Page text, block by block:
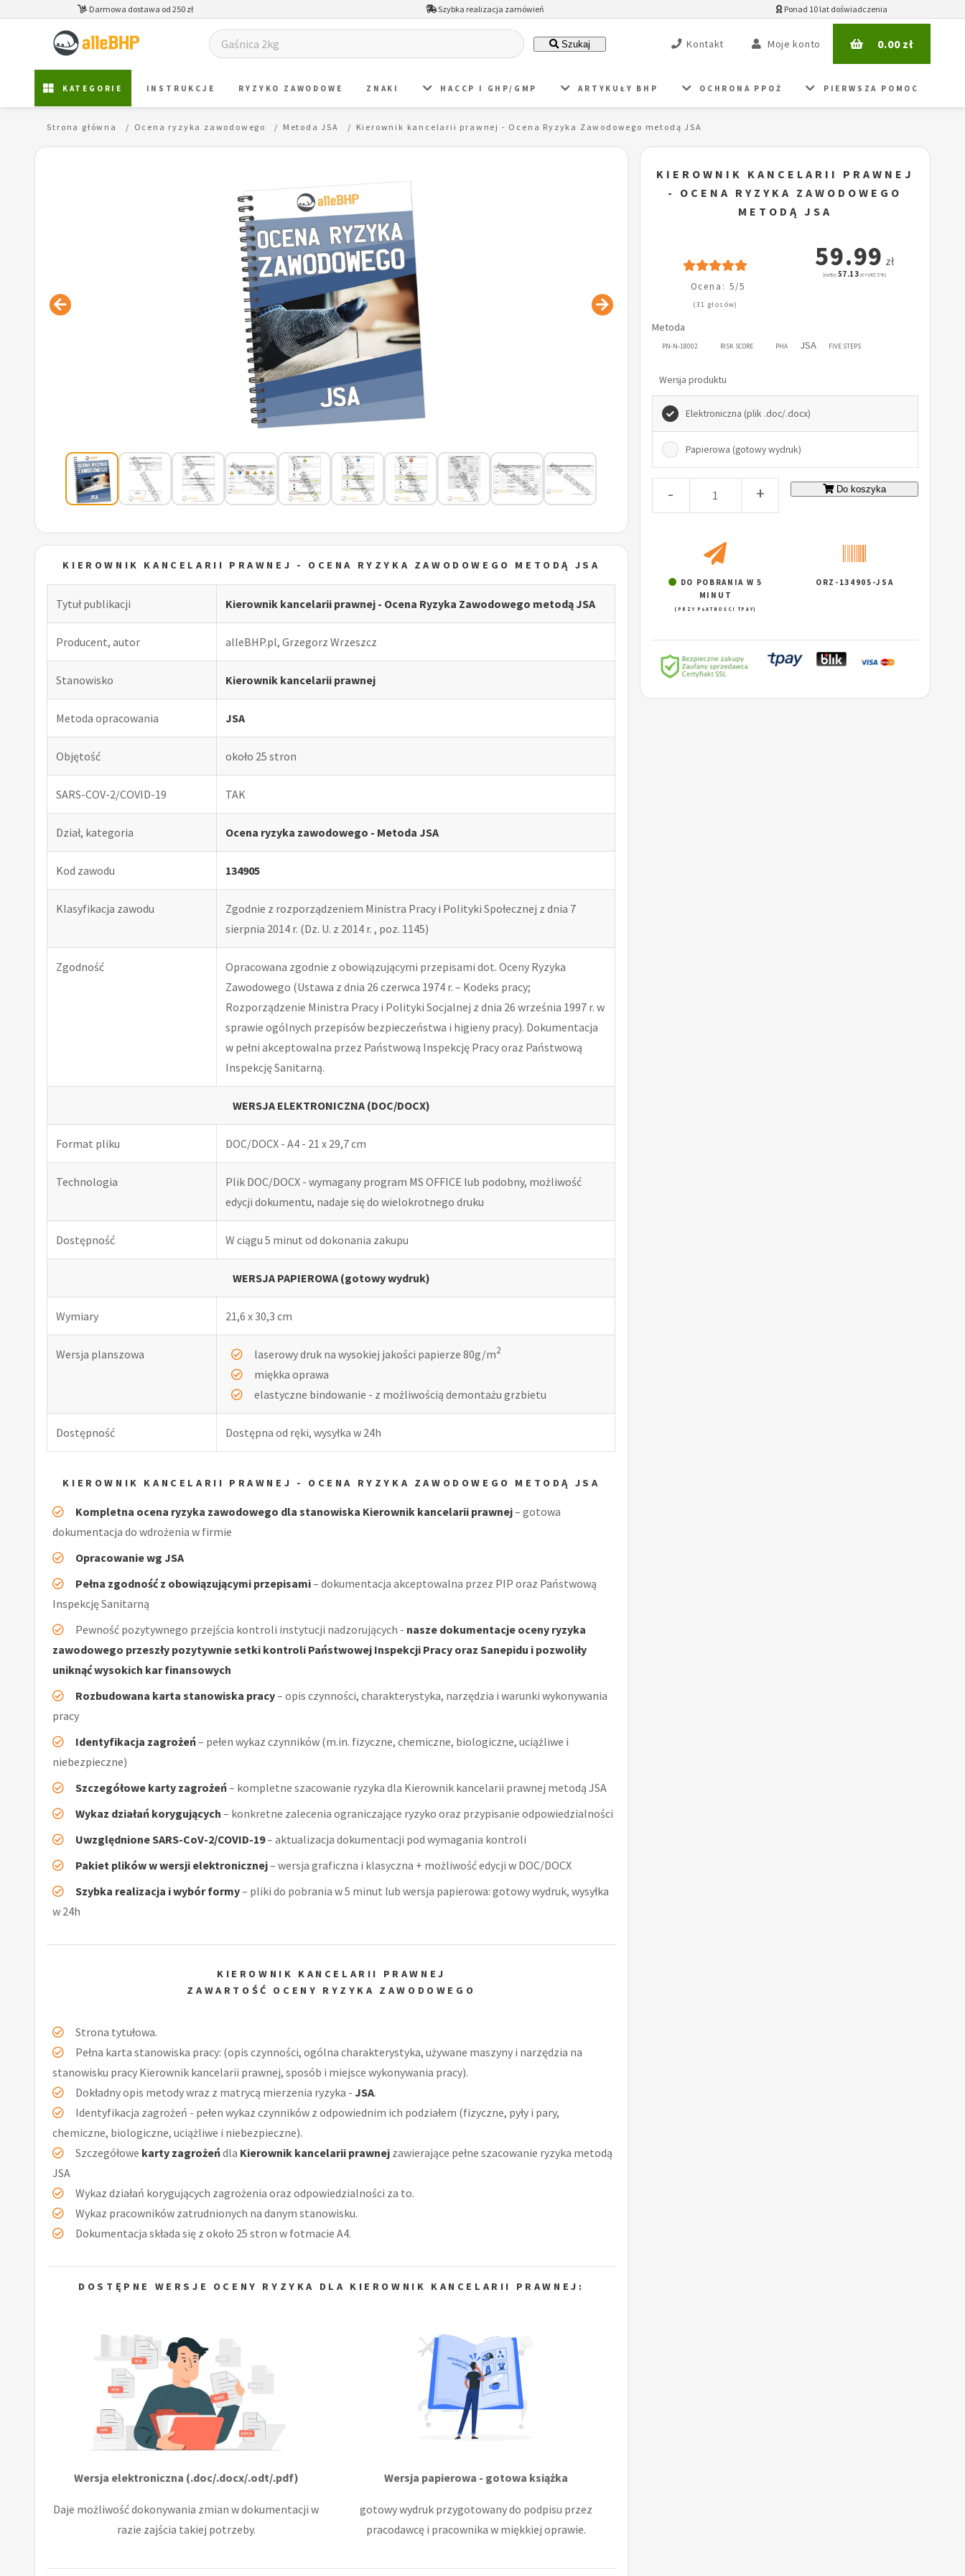
Darmowa dostawa od 250 zł Szybka realizacja zamówień Ponad 10 lat doświadczenia
Szukaj Kontakt Moje konto 0.00zł
KATEGORIE INSTRUKCJE RYZYKO ZAWODOWE ZNAKI HACCP I GHP/GMP ARTYKUŁY BHP OCHRONA PPOŻ PIERWSZA POMOC
Strona główna Ocena ryzyka zawodowego Metoda JSA Kierownik kancelarii prawnej - Ocena Ryzyka Zawodowego metodą JSA
KIEROWNIK KANCELARII PRAWNEJ - OCENA RYZYKA ZAWODOWEGO METODĄ JSA
Tytuł publikacji Kierownik kancelarii prawnej - Ocena Ryzyka Zawodowego metodą JSA
Producent, autor alleBHP.pl, Grzegorz Wrzeszcz
Stanowisko Kierownik kancelarii prawnej
Metoda opracowania JSA
Objętość około 25 stron
SARS-COV-2/COVID-19 TAK
Dział, kategoria Ocena ryzyka zawodowego - Metoda JSA
Kod zawodu 134905
Klasyfikacja zawodu
Zgodnie z rozporządzeniem Ministra Pracy i Polityki Społecznej z dnia 7
sierpnia 2014 r. (Dz. U. z 2014 r. , poz. 1145)
Zgodność
Opracowana zgodnie z obowiązującymi przepisami dot. Oceny Ryzyka
Zawodowego (Ustawa z dnia 26 czerwca 1974 r. – Kodeks pracy;
Rozporządzenie Ministra Pracy i Polityki Socjalnej z dnia 26 września 1997 r. w
sprawie ogólnych przepisów bezpieczeństwa i higieny pracy). Dokumentacja
w pełni akceptowalna przez Państwową Inspekcję Pracy oraz Państwową
Inspekcję Sanitarną.
WERSJA ELEKTRONICZNA (DOC/DOCX)
Format pliku DOC/DOCX - A4 - 21 x 29,7 cm
Technologia
Plik DOC/DOCX - wymagany program MS OFFICE lub podobny, możliwość
edycji dokumentu, nadaje się do wielokrotnego druku
Dostępność W ciągu 5 minut od dokonania zakupu
WERSJA PAPIEROWA (gotowy wydruk)
Wymiary 21,6 x 30,3 cm
Wersja planszowa laserowy druk na wysokiej jakości papierze 80g/m2
miękka oprawa
elastyczne bindowanie - z możliwością demontażu grzbietu
Dostępność Dostępna od ręki, wysyłka w 24h
KIEROWNIK KANCELARII PRAWNEJ - OCENA RYZYKA ZAWODOWEGO METODĄ JSA
Kompletna ocena ryzyka zawodowego dla stanowiska Kierownik kancelarii prawnej– gotowa
dokumentacja do wdrożenia w firmie
Opracowanie wg JSA
Pełna zgodność z obowiązującymi przepisami– dokumentacja akceptowalna przez PIP oraz Państwową
Inspekcję Sanitarną
Pewność pozytywnego przejścia kontroli instytucji nadzorujących - nasze dokumentacje oceny ryzyka
zawodowego przeszły pozytywnie setki kontroli Państwowej Inspekcji Pracy oraz Sanepidu i pozwoliły
uniknąć wysokich kar finansowych
Rozbudowana karta stanowiska pracy– opis czynności, charakterystyka, narzędzia i warunki wykonywania
pracy
Identyfikacja zagrożeń– pełen wykaz czynników (m.in. fizyczne, chemiczne, biologiczne, uciążliwe i
niebezpieczne)
Szczegółowe karty zagrożeń– kompletne szacowanie ryzyka dla Kierownik kancelarii prawnej metodą JSA
Wykaz działań korygujących – konkretne zalecenia ograniczające ryzyko oraz przypisanie odpowiedzialności
Uwzględnione SARS-CoV-2/COVID-19– aktualizacja dokumentacji pod wymagania kontroli
Pakiet plików w wersji elektronicznej– wersja graficzna i klasyczna + możliwość edycji w DOC/DOCX
Szybka realizacja i wybór formy– pliki do pobrania w 5 minut lub wersja papierowa: gotowy wydruk, wysyłka
w 24h
KIEROWNIK KANCELARII PRAWNEJ
ZAWARTOŚĆ OCENY RYZYKA ZAWODOWEGO
Strona tytułowa.
Pełna karta stanowiska pracy: (opis czynności, ogólna charakterystyka, używane maszyny i narzędzia na
stanowisku pracy Kierownik kancelarii prawnej, sposób i miejsce wykonywania pracy).
Dokładny opis metody wraz z matrycą mierzenia ryzyka - JSA.
Identyfikacja zagrożeń - pełen wykaz czynników z odpowiednim ich podziałem (fizyczne, pyły i pary,
chemiczne, biologiczne, uciążliwe i niebezpieczne).
Szczegółowe karty zagrożeńdla Kierownik kancelarii prawnej zawierające pełne szacowanie ryzyka metodą
JSA
Wykaz działań korygujących zagrożenia oraz odpowiedzialności za to.
Wykaz pracowników zatrudnionych na danym stanowisku.
Dokumentacja składa się z około 25 stron w fotmacie A4.
DOSTĘPNE WERSJE OCENY RYZYKA DLA KIEROWNIK KANCELARII PRAWNEJ:
Wersja elektroniczna (.doc/.docx/.odt/.pdf)
Daje możliwość dokonywania zmian w dokumentacji w
razie zajścia takiej potrzeby.
Wersja papierowa - gotowa książka
gotowy wydruk przygotowany do podpisu przez
pracodawcę i pracownika w miękkiej oprawie.
KIEROWNIK KANCELARII PRAWNEJ
- OCENA RYZYKA ZAWODOWEGO
METODĄ JSA
Ocena: 5/5
(31 głosów)
59.99 zł
(netto:57.13 zł + VAT: 5%)
Metoda
PN-N-18002 RISK SCORE PHA JSA FIVE STEPS
Wersja produktu
Elektroniczna (plik .doc/.docx)
Papierowa (gotowy wydruk)
- + Do koszyka
DO POBRANIA W 5
MINUT
(PRZY PŁATNOŚCI TPAY)
ORZ-134905-JSA